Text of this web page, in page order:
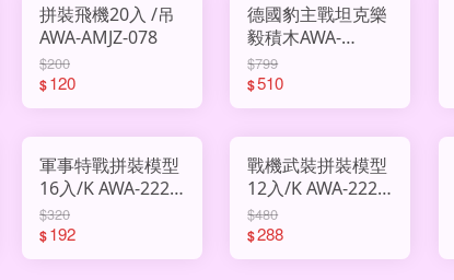
拼裝飛機20入 /吊
AWA-AMJZ-078
$200
$120
德國豹主戰坦克樂
毅積木AWA-
LY66101
$799
$510
軍事特戰拼裝模型
16入/K AWA-222-
91
$320
$192
戰機武裝拼裝模型
12入/K AWA-222-
24A
$480
$288